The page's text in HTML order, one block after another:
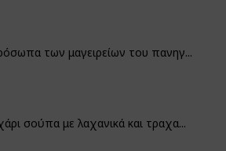
των μαγειρείων του πανηγ...
σούπα με λαχανικά και τραχα...